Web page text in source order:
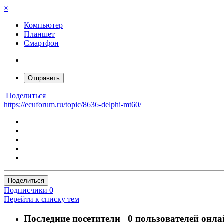
×
Компьютер
Планшет
Смартфон
Отправить
Поделиться
https://ecuforum.ru/topic/8636-delphi-mt60/
Поделиться
Подписчики 0
Перейти к списку тем
Последние посетители 0 пользователей